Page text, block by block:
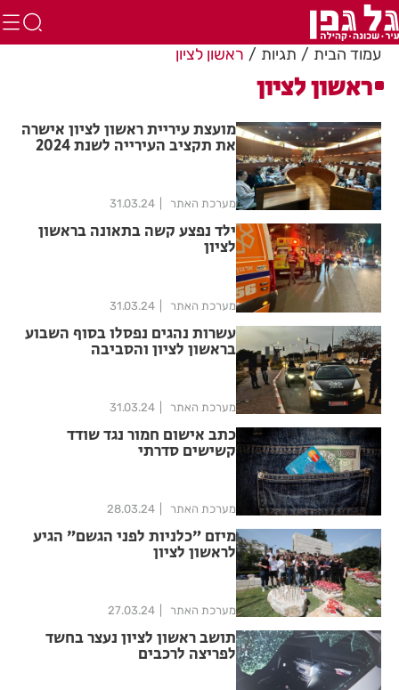
עמוד הבית תגיות ראשון לציון
ראשון לציון
מועצת עיריית ראשון לציון אישרה
את תקציב העירייה לשנת 2024
מערכת האתר 31.03.24
ילד נפצע קשה בתאונה בראשון
לציון
מערכת האתר 31.03.24
עשרות נהגים נפסלו בסוף השבוע
בראשון לציון והסביבה
מערכת האתר 31.03.24
כתב אישום חמור נגד שודד
קשישים סדרתי
מערכת האתר 28.03.24
מיזם ״כלניות לפני הגשם״ הגיע
לראשון לציון
מערכת האתר 27.03.24
תושב ראשון לציון נעצר בחשד
לפריצה לרכבים